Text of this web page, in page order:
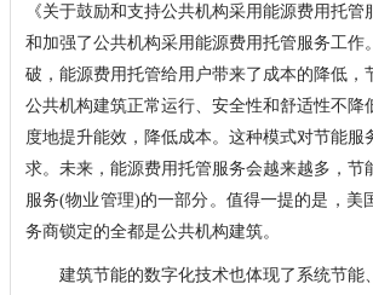
《关于鼓励和支持公共机构采用能源费用托
和加强了公共机构采用能源费用托管服务工作
破，能源费用托管给用户带来了成本的降低，
公共机构建筑正常运行、安全性和舒适性不降
度地提升能效，降低成本。这种模式对节能服
求。未来，能源费用托管服务会越来越多，节
服务(物业管理)的一部分。值得一提的是，美
务商锁定的全都是公共机构建筑。
建筑节能的数字化技术也体现了系统节能